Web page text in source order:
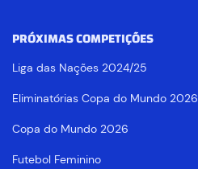
PRÓXIMAS COMPETIÇÕES
Liga das Nações 2024/25
Eliminatórias Copa do Mundo 2026
Copa do Mundo 2026
Futebol Feminino